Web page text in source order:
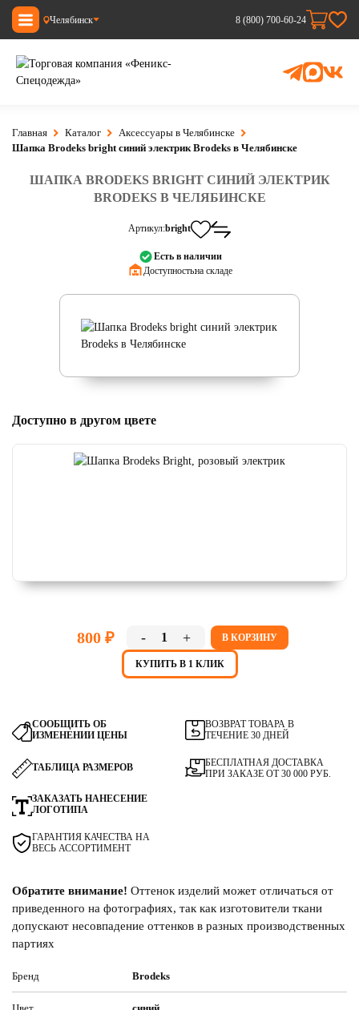
Челябинск 8 (800) 700-60-24
Главная Каталог
Аксессуары в Челябинске
Шапка Brodeks bright синий электрик Brodeks в Челябинске
ШАПКА BRODEKS BRIGHT СИНИЙ ЭЛЕКТРИК
BRODEKS В ЧЕЛЯБИНСКЕ
Артикул:bright
Есть в наличии
Доступность:на складе
Доступно в другом цвете
800 ₽ - + В КОРЗИНУ
КУПИТЬ В 1 КЛИК
СООБЩИТЬ ОБ
ИЗМЕНЕНИИ ЦЕНЫ
ВОЗВРАТ ТОВАРА В
ТЕЧЕНИЕ 30 ДНЕЙ
ТАБЛИЦА РАЗМЕРОВ
ЗАКАЗАТЬ НАНЕСЕНИЕ
ЛОГОТИПА
ГАРАНТИЯ КАЧЕСТВА НА
ВЕСЬ АССОРТИМЕНТ
БЕСПЛАТНАЯ ДОСТАВКА
ПРИ ЗАКАЗЕ ОТ 30 000 РУБ.
Обратите внимание! Оттенок изделий может отличаться от
приведенного на фотографиях, так как изготовители ткани
допускают несовпадение оттенков в разных производственных
партиях
Бренд Brodeks